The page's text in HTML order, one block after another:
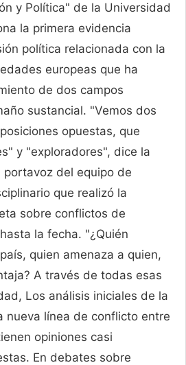
y Política" de la Universidad
la primera evidencia
política relacionada con la
europeas que ha
de dos campos
sustancial. "Vemos dos
opuestas, que
y "exploradores", dice la
portavoz del equipo de
que realizó la
sobre conflictos de
la fecha. "¿Quién
quien amenaza a quien,
A través de todas esas
Los análisis iniciales de la
nueva línea de conflicto entre
opiniones casi
En debates sobre